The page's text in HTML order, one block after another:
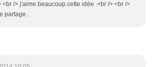
<br /> j'aime beaucoup cette idée .<br /> <br />
partage .